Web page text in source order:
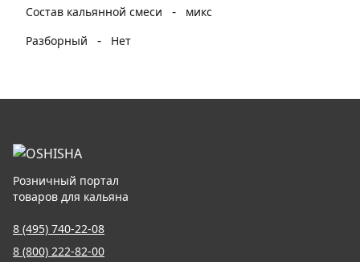
Состав кальянной смеси
-
микс
Разборный
- Нет
Розничный портал
товаров для кальяна
8 (495) 740-22-08
8 (800) 222-82-00